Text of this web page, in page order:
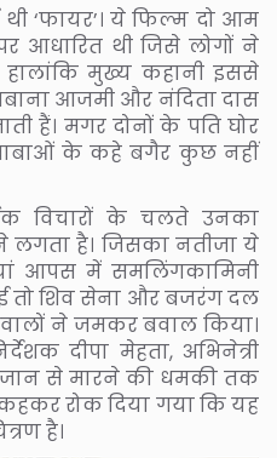
‘फायर’। ये फिल्म दो आम
आधारित थी जिसे लोगों ने
हालांकि मुख्य कहानी इससे
आजमी और नंदिता दास
हैं। मगर दोनों के पति घोर
के कहे बगैर कुछ नहीं
विचारों के चलते उनका
लगता है। जिसका नतीजा ये
आपस में समलिंगकामिनी
तो शिव सेना और बजरंग दल
ने जमकर बवाल किया।
दीपा मेहता, अभिनेत्री
जान से मारने की धमकी तक
रोक दिया गया कि यह
है।